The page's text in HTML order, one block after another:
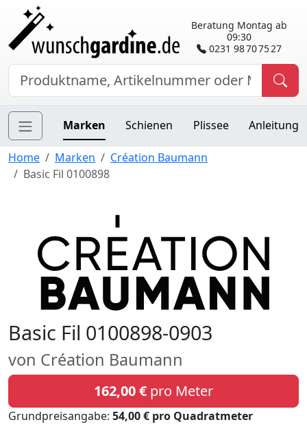
Beratung Montag ab
09:30
0231 98 70 75 27
Marken Schienen Plissee Anleitung
Home Marken
Création Baumann
Basic Fil 0100898
Basic Fil 0100898-0903
von Création Baumann
162,00 € pro Meter
Grundpreisangabe: 54,00 € pro Quadratmeter